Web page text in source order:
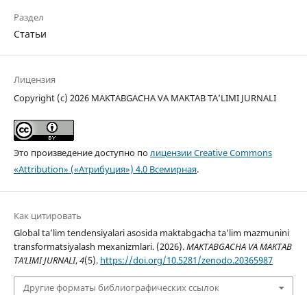
Раздел
Статьи
Лицензия
Copyright (c) 2026 MAKTABGACHA VA MAKTAB TA’LIMI JURNALI
Это произведение доступно полицензии Creative Commons
«Attribution» («Атрибуция») 4.0 Всемирная.
Как цитировать
Global ta’lim tendensiyalari asosida maktabgacha ta’lim mazmunini
transformatsiyalash mexanizmlari. (2026).MAKTABGACHA VA MAKTAB
TA’LIMI JURNALI,4(5). https://doi.org/10.5281/zenodo.20365987
Другие форматы библиографических ссылок